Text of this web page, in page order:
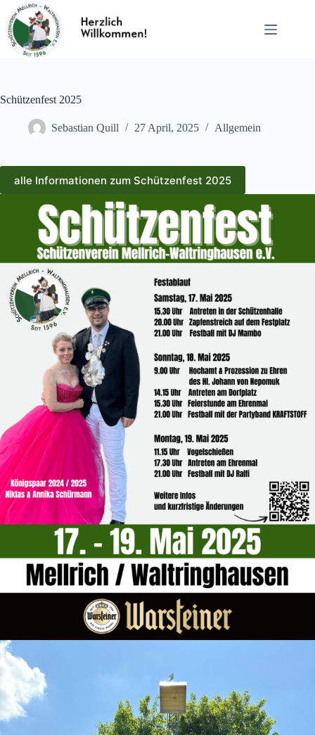
Zum
Inhalt
springen
Schützenfest 2025
Sebastian Quill 27 April, 2025 Allgemein
alle Informationen zum Schützenfest 2025